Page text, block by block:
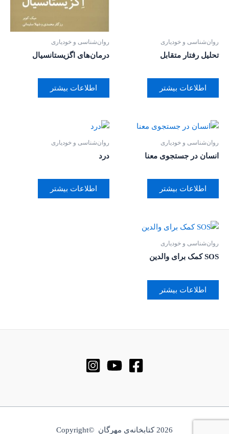
روان‌‌شناسی و خودیاری
تحلیل رفتار متقابل
اطلاعات بیشتر
روان‌‌شناسی و خودیاری
درمان‌های اگزیستانسیال
اطلاعات بیشتر
روان‌‌شناسی و خودیاری
انسان در جستجوی معنا
اطلاعات بیشتر
روان‌‌شناسی و خودیاری
درد
اطلاعات بیشتر
روان‌‌شناسی و خودیاری
SOS کمک برای والدین
اطلاعات بیشتر
2026 کتابخانه‌ی مهرگان ©Copyright